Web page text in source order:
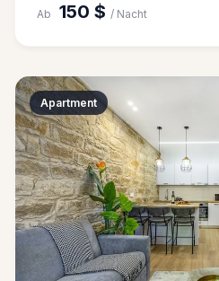
Ab 150 $ / Nacht
Apartment